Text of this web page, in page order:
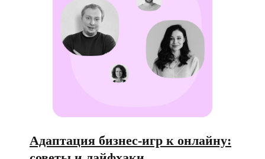
Адаптация бизнес-игр к онлайну: